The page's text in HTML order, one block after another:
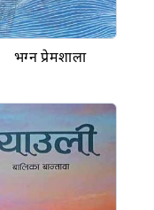
भग्न प्रेमशाला